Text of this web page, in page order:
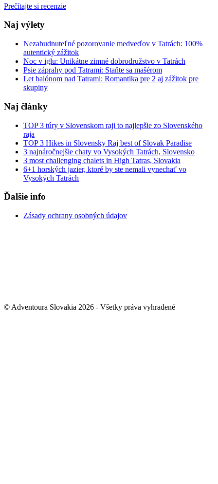
Prečítajte si recenzie
Naj výlety
Nezabudnuteľné pozorovanie medveďov v Tatrách: 100%
autentický zážitok
Noc v iglu: Unikátne zimné dobrodružstvo v Tatrách
Psie záprahy pod Tatrami: Staňte sa mašérom
Let balónom nad Tatrami: Romantika pre 2 aj zážitok pre
skupiny
Naj články
TOP 3 túry v Slovenskom raji to najlepšie zo Slovenského
raja
TOP 3 Hikes in Slovensky Raj best of Slovak Paradise
3 najnáročnejšie chaty vo Vysokých Tatrách, Slovensko
3 most challenging chalets in High Tatras, Slovakia
6+1 horských jazier, ktoré by ste nemali vynechať vo
Vysokých Tatrách
Ďalšie info
Zásady ochrany osobných údajov
© Adventoura Slovakia 2026 - Všetky práva vyhradené